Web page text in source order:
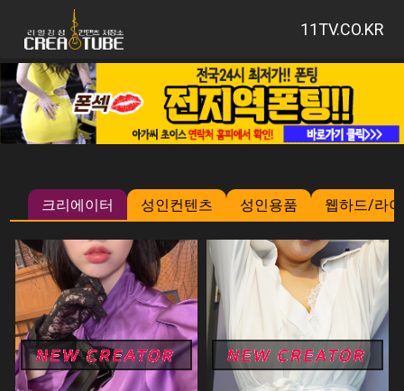
11TV.CO.KR
크리에이터 성인컨텐츠 성인용품 웹하드/라